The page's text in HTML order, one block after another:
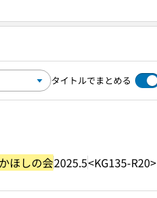
タイトルでまとめる
ほしの会2025.5<KG135-R20>